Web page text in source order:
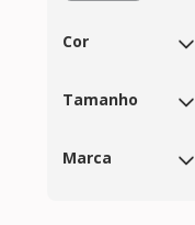
Cor
Tamanho
Marca